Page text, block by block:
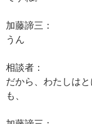
加藤諦三：
うん
相談者：
だから、わたしは
も、